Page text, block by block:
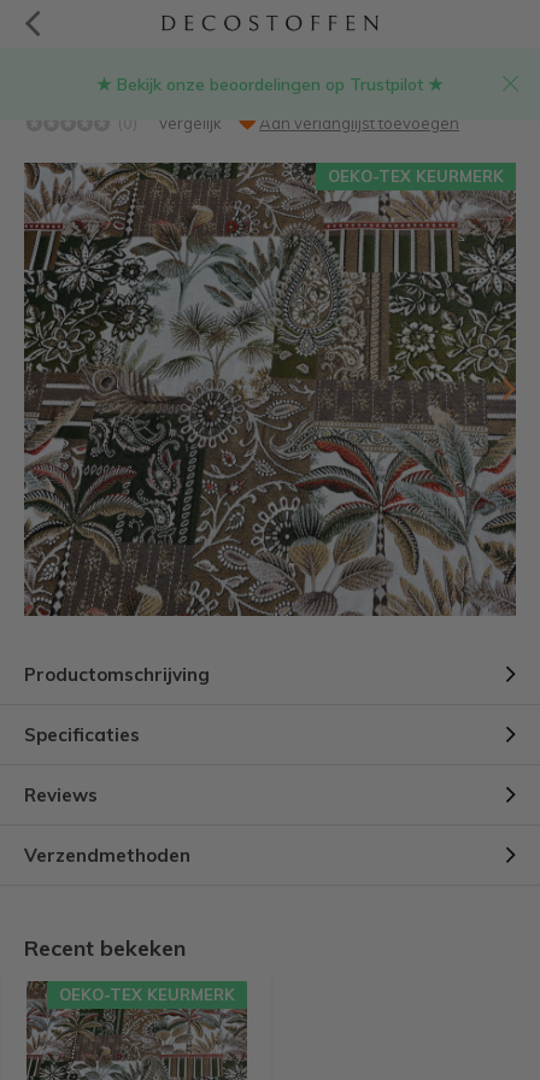
★ Bekijk onze beoordelingen op Trustpilot ★
Palmbomen goud jacquard
(0) Vergelijk Aan verlanglijst toevoegen
OEKO-TEX KEURMERK
Productomschrijving
Specificaties
Reviews
Verzendmethoden
Recent bekeken
OEKO-TEX KEURMERK